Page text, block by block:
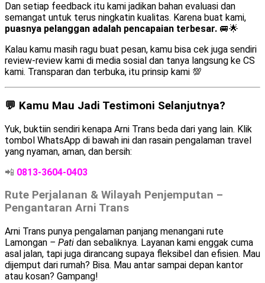
Dan setiap feedback itu kami jadikan bahan evaluasi dan
semangat untuk terus ningkatin kualitas. Karena buat kami,
puasnya pelanggan adalah pencapaian terbesar. 🚐🌟
Kalau kamu masih ragu buat pesan, kamu bisa cek juga sendiri
review-review kami di media sosial dan tanya langsung ke CS
kami. Transparan dan terbuka, itu prinsip kami 💯
💬 Kamu Mau Jadi Testimoni Selanjutnya?
Yuk, buktiin sendiri kenapa Arni Trans beda dari yang lain. Klik
tombol WhatsApp di bawah ini dan rasain pengalaman travel
yang nyaman, aman, dan bersih:
📲 0813-3604-0403
Rute Perjalanan & Wilayah Penjemputan –
Pengantaran Arni Trans
Arni Trans punya pengalaman panjang menangani rute
Lamongan – Pati dan sebaliknya. Layanan kami enggak cuma
asal jalan, tapi juga dirancang supaya fleksibel dan efisien. Mau
dijemput dari rumah? Bisa. Mau antar sampai depan kantor
atau kosan? Gampang!